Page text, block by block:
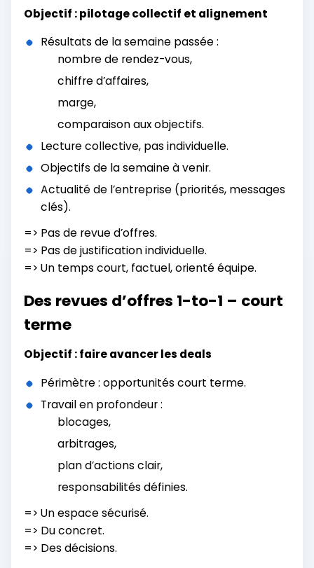
Objectif : pilotage collectif et alignement
Résultats de la semaine passée :
nombre de rendez-vous,
chiffre d’affaires,
marge,
comparaison aux objectifs.
Lecture collective, pas individuelle.
Objectifs de la semaine à venir.
Actualité de l’entreprise (priorités, messages
clés).
=> Pas de revue d’offres.
=> Pas de justification individuelle.
=> Un temps court, factuel, orienté équipe.
Des revues d’offres 1-to-1 – court
terme
Objectif : faire avancer les deals
Périmètre : opportunités court terme.
Travail en profondeur :
blocages,
arbitrages,
plan d’actions clair,
responsabilités définies.
=> Un espace sécurisé.
=> Du concret.
=> Des décisions.